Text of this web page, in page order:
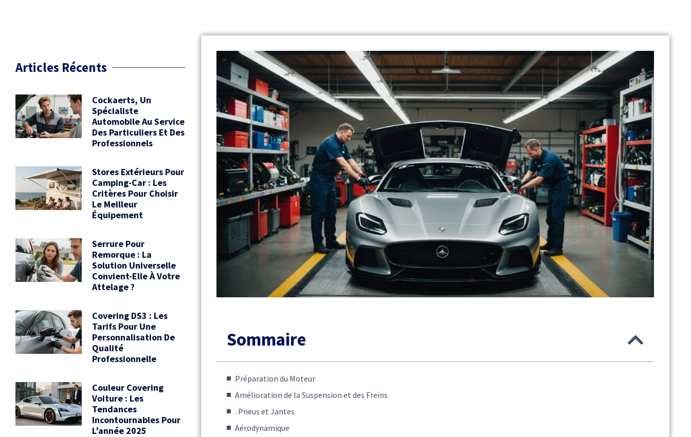
Articles Récents
Cockaerts, Un
Spécialiste
Automobile Au Service
Des Particuliers Et Des
Professionnels
Stores Extérieurs Pour
Camping-Car : Les
Critères Pour Choisir
Le Meilleur
Équipement
Serrure Pour
Remorque : La
Solution Universelle
Convient-Elle À Votre
Attelage ?
Covering DS3 : Les
Tarifs Pour Une
Personnalisation De
Qualité
Professionnelle
Couleur Covering
Voiture : Les
Tendances
Incontournables Pour
L’année 2025
Sommaire
Préparation du Moteur
Amélioration de la Suspension et des Freins
. Pneus et Jantes
Aérodynamique